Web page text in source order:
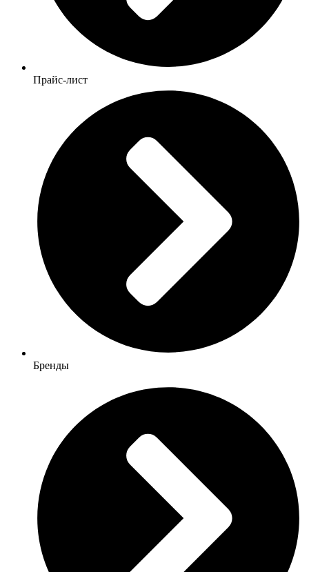
Прайс-лист
Бренды